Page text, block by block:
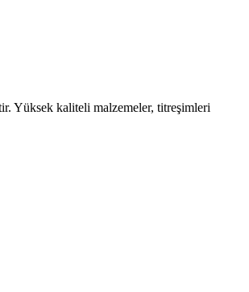
Yüksek kaliteli malzemeler, titreşimleri